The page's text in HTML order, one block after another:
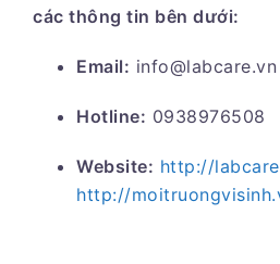
các thông tin bên dưới:
Email: info@labcare.vn
Hotline: 0938976508
Website: http://
http://